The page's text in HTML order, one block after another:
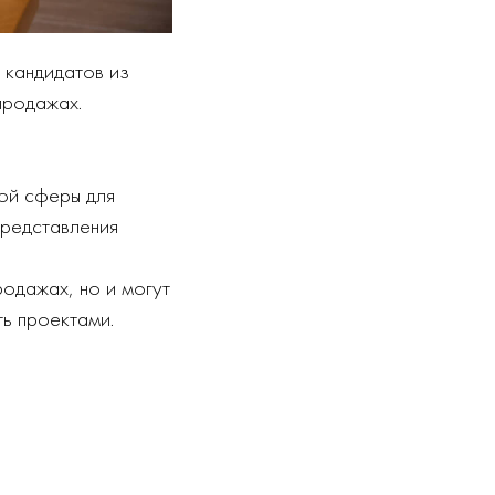
из
сферы для
но и могут
проектами.